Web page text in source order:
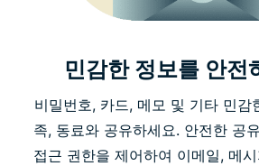
민감한 정보를 안전
비밀번호, 카드, 메모 및 기타 민감
족, 동료와 공유하세요. 안전한 공
접근 권한을 제어하여 이메일, 메